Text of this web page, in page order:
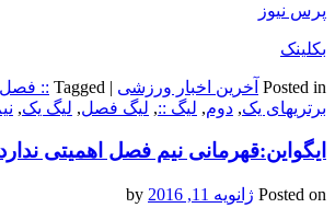
پرس نیوز
بکلینک
Posted in آخرین اخبار ورزشی Tagged :: فصل
برتریهای یک, دوم, لیگ ::, لیگ فصل, لیگ یک,
ایگواین:قهرمانی نیم فصل اهمیتی
Posted on ژانویه 11, 2016